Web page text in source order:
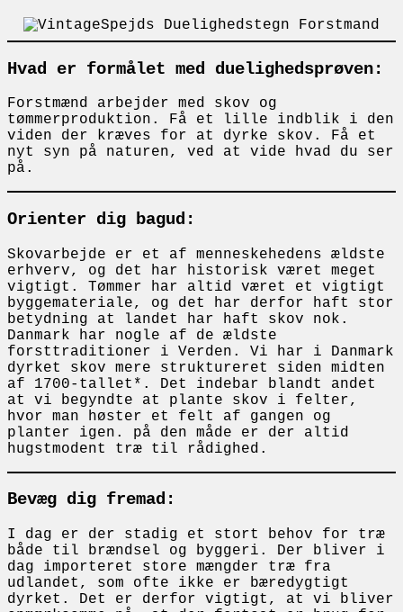
Hvad er formålet med duelighedsprøven:
Forstmænd arbejder med skov og
tømmerproduktion. Få et lille indblik i den
viden der kræves for at dyrke skov. Få et
nyt syn på naturen, ved at vide hvad du ser
på.
Orienter dig bagud:
Skovarbejde er et af menneskehedens ældste
erhverv, og det har historisk været meget
vigtigt. Tømmer har altid været et vigtigt
byggemateriale, og det har derfor haft stor
betydning at landet har haft skov nok.
Danmark har nogle af de ældste
forsttraditioner i Verden. Vi har i Danmark
dyrket skov mere struktureret siden midten
af 1700-tallet*. Det indebar blandt andet
at vi begyndte at plante skov i felter,
hvor man høster et felt af gangen og
planter igen. på den måde er der altid
hugstmodent træ til rådighed.
Bevæg dig fremad:
I dag er der stadig et stort behov for træ
både til brændsel og byggeri. Der bliver i
dag importeret store mængder træ fra
udlandet, som ofte ikke er bæredygtigt
dyrket. Det er derfor vigtigt, at vi bliver